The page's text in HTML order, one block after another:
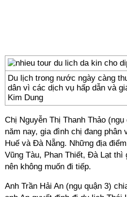
Du lịch trong nước ngày càng
dân vì các dịch vụ hấp dẫn và
Kim Dung
Chị Nguyễn Thị Thanh Thảo
năm nay, gia đình chị đang phân
Huế và Đà Nẵng. Những địa
Vũng Tàu, Phan Thiết, Đà Lạt thì
nên không muốn đi tiếp.
Anh Trần Hải An (ngụ quận 3)